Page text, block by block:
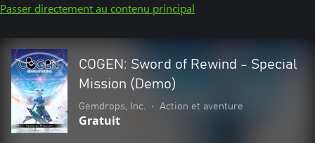
Passer directement au contenu principal
COGEN: Sword of Rewind - Special
Mission (Demo)
Gemdrops, Inc. • Action et aventure
Gratuit